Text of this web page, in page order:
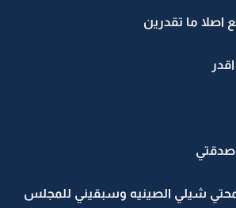
اصلا ما تقدرين
صدقتي
شيلي الصينيه وسبقيني للمجلس